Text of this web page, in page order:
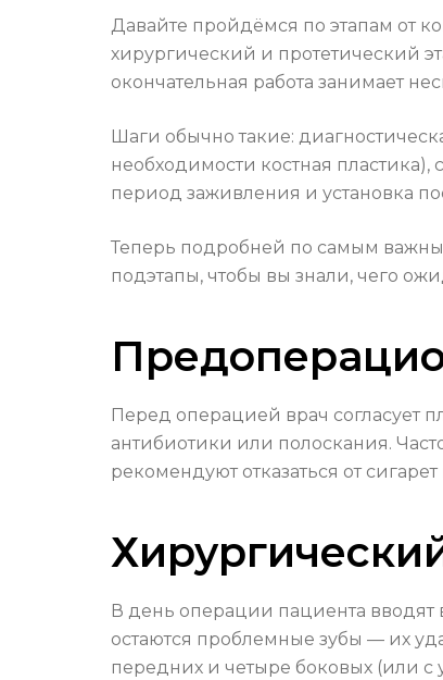
Давайте пройдёмся по этапам от
хирургический и протетический
окончательная работа занимает
Шаги обычно такие:
необходимости костная
период заживления и установка
Теперь подробней по самым
подэтапы, чтобы вы знали, чего
Перед операцией врач согласует
антибиотики или полоскания.
рекомендуют отказаться от
В день операции пациента вводят
остаются проблемные зубы — их
передних и четыре боковых (или с